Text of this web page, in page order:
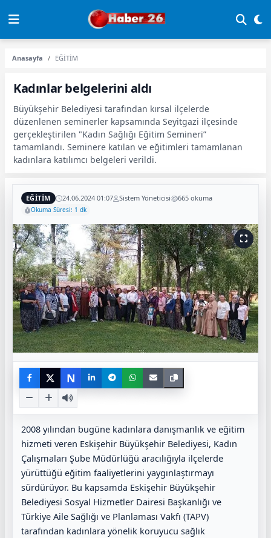
Anasayfa EĞİTİM
Kadınlar belgelerini aldı
Büyükşehir Belediyesi tarafından kırsal ilçelerde
düzenlenen seminerler kapsamında Seyitgazi ilçesinde
gerçekleştirilen "Kadın Sağlığı Eğitim Semineri”
tamamlandı. Seminere katılan ve eğitimleri tamamlanan
kadınlara katılımcı belgeleri verildi.
EĞİTİM 24.06.2024 01:07 Sistem Yöneticisi 665 okuma
Okuma Süresi: 1 dk
N
2008 yılından bugüne kadınlara danışmanlık ve eğitim
hizmeti veren Eskişehir Büyükşehir Belediyesi, Kadın
Çalışmaları Şube Müdürlüğü aracılığıyla ilçelerde
yürüttüğü eğitim faaliyetlerini yaygınlaştırmayı
sürdürüyor. Bu kapsamda Eskişehir Büyükşehir
Belediyesi Sosyal Hizmetler Dairesi Başkanlığı ve
Türkiye Aile Sağlığı ve Planlaması Vakfı (TAPV)
tarafından kadınlara yönelik koruyucu sağlık